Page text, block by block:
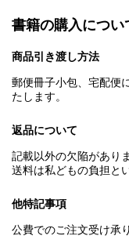
書籍の購入につい
商品引き渡し方法
郵便冊子小包、宅配便
たします。
返品について
記載以外の欠陥があり
送料は私どもの負担と
他特記事項
公費でのご注文受け承